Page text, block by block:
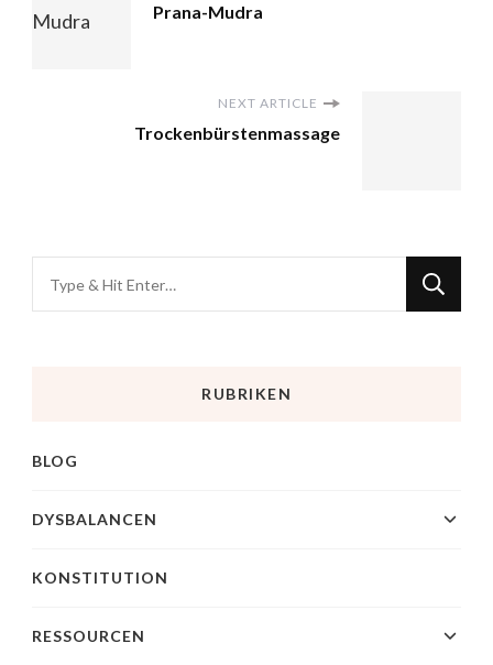
Prana-Mudra
NEXT ARTICLE
Trockenbürstenmassage
RUBRIKEN
BLOG
DYSBALANCEN
KONSTITUTION
RESSOURCEN